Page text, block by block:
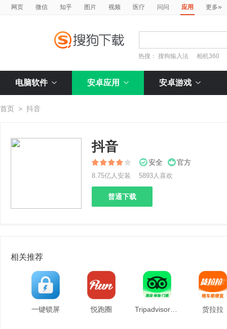
网页 微信 知乎 图片 视频 医疗 问问 应用 更多»
热搜：搜狗输入法 相机360
电脑软件 安卓应用 安卓游戏
首页 > 抖音
抖音
安全 官方
8.75亿人安装 5893人喜欢
普通下载
相关推荐
一键锁屏 悦跑圈 货拉拉